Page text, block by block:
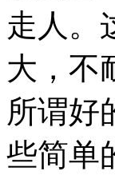
走人。
大，不
所谓好
些简单